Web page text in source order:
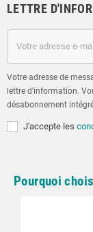
LETTRE
Votre adresse de
lettre d'information.
désabonnement
J'accepte les
Pourquoi